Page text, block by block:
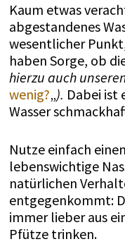
Kaum etwas
abgestandenes
wesentlicher
haben Sorge, ob
hierzu auch
wenig?„). Dabei ist
Wasser
Nutze einfach
lebenswichtige
natürlichen
entgegenkommt:
immer lieber aus
Pfütze trinken.